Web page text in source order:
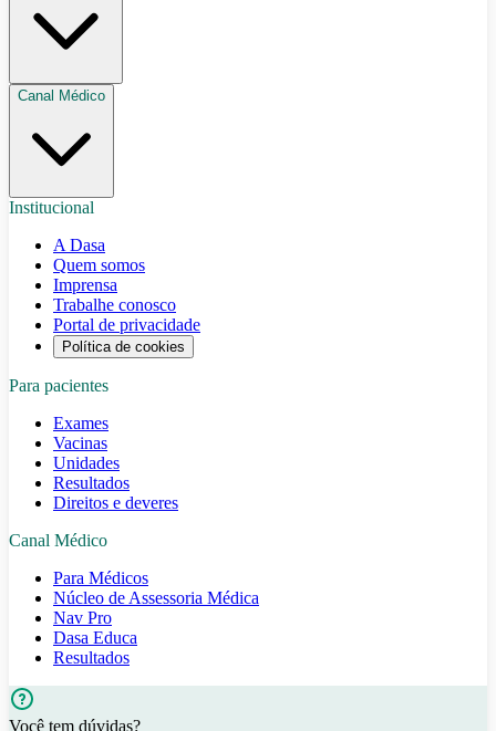
Canal Médico
Institucional
A Dasa
Quem somos
Imprensa
Trabalhe conosco
Portal de privacidade
Política de cookies
Para pacientes
Exames
Vacinas
Unidades
Resultados
Direitos e deveres
Canal Médico
Para Médicos
Núcleo de Assessoria Médica
Nav Pro
Dasa Educa
Resultados
Você tem dúvidas?